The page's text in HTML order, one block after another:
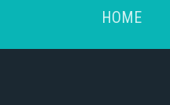
HOME